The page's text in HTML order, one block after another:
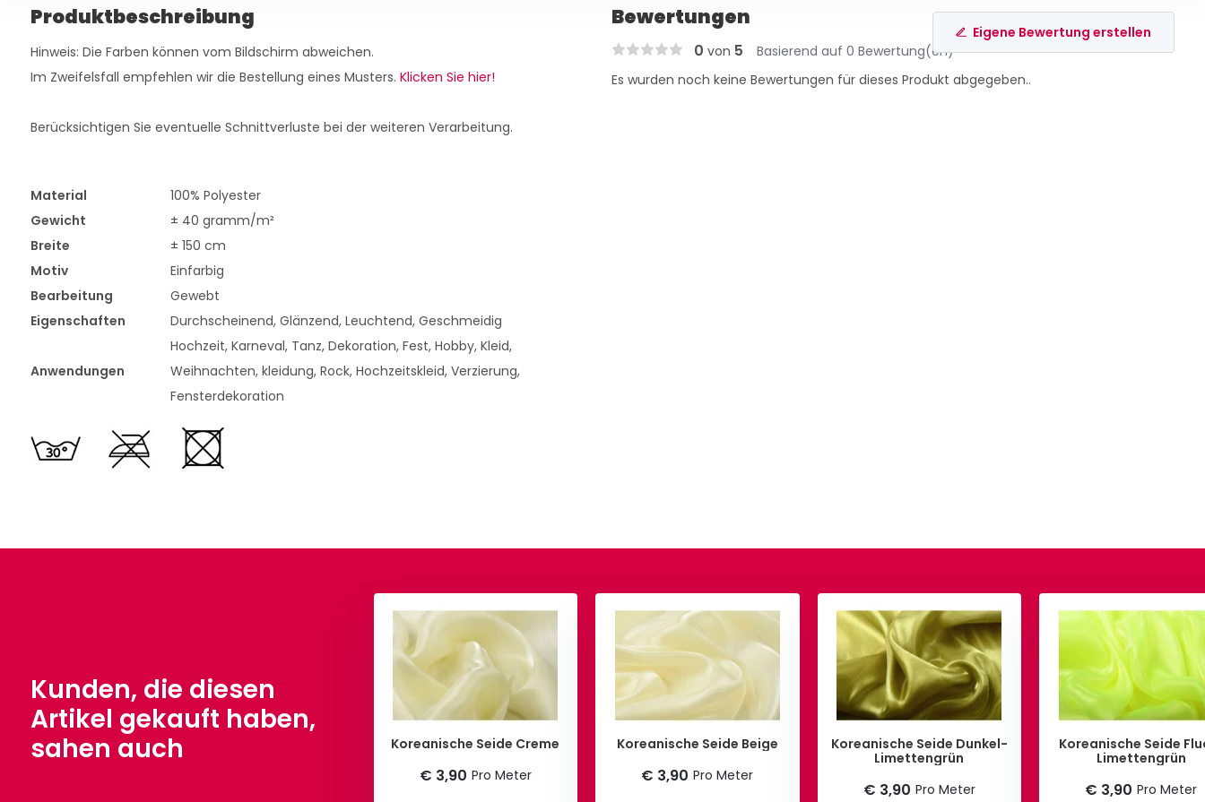
Produktbeschreibung
Hinweis: Die Farben können vom Bildschirm abweichen.
Im Zweifelsfall empfehlen wir die Bestellung eines Musters. Klicken Sie hier!
Berücksichtigen Sie eventuelle Schnittverluste bei der weiteren Verarbeitung.
Material
100% Polyester
Gewicht
± 40 gramm/m²
Breite
± 150 cm
Motiv
Einfarbig
Bearbeitung
Gewebt
Eigenschaften
Durchscheinend, Glänzend, Leuchtend, Geschmeidig
Anwendungen
Hochzeit, Karneval, Tanz, Dekoration, Fest, Hobby, Kleid,
Weihnachten, kleidung, Rock, Hochzeitskleid, Verzierung,
Fensterdekoration
Bewertungen
0 von 5 Basierend auf 0 Bewertung(en)
Eigene Bewertung erstellen
Es wurden noch keine Bewertungen für dieses Produkt abgegeben..
Kunden, die diesen
Artikel gekauft haben,
sahen auch
Seide
Koreanische Seide Creme
€ 3,90 Pro Meter
Koreanische Seide Beige
€ 3,90 Pro Meter
Koreanische Seide Dunkel-
Limettengrün
€ 3,90 Pro Meter
Koreanische Seide
Limettengrün
€ 3,90 Pro Meter